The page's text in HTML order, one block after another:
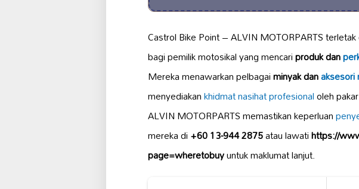
Castrol Bike Point – ALVIN MOTORPARTS terletak
bagi pemilik motosikal yang mencariproduk dan
Mereka menawarkan pelbagaiminyak danaksesori
menyediakankhidmat nasihat profesionaloleh
ALVIN MOTORPARTS memastikan keperluan
mereka di+60 13-944 2875atau lawatihttps://
page=wheretobuyuntuk maklumat lanjut.